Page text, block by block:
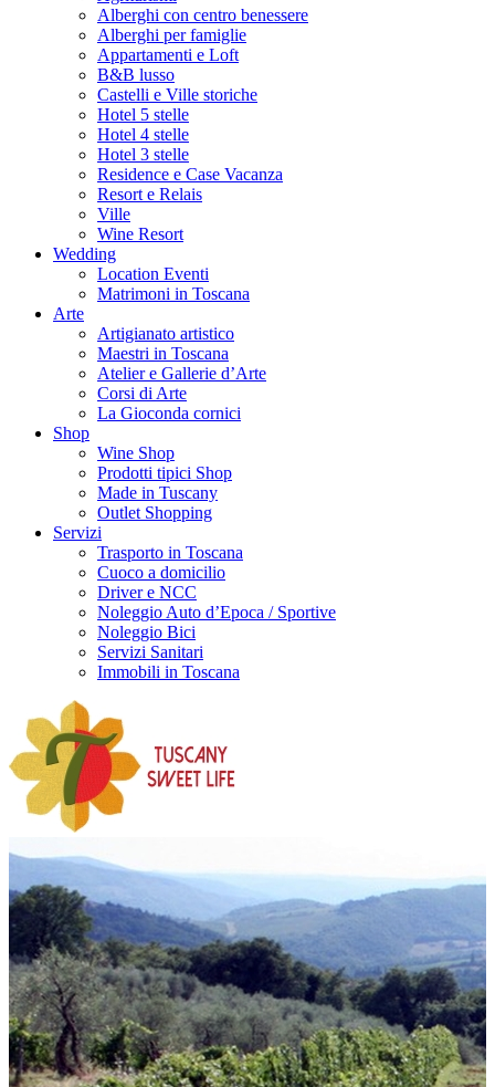
Alberghi con centro benessere
Alberghi per famiglie
Appartamenti e Loft
B&B lusso
Castelli e Ville storiche
Hotel 5 stelle
Hotel 4 stelle
Hotel 3 stelle
Residence e Case Vacanza
Resort e Relais
Ville
Wine Resort
Wedding
Location Eventi
Matrimoni in Toscana
Arte
Artigianato artistico
Maestri in Toscana
Atelier e Gallerie d’Arte
Corsi di Arte
La Gioconda cornici
Shop
Wine Shop
Prodotti tipici Shop
Made in Tuscany
Outlet Shopping
Servizi
Trasporto in Toscana
Cuoco a domicilio
Driver e NCC
Noleggio Auto d’Epoca / Sportive
Noleggio Bici
Servizi Sanitari
Immobili in Toscana